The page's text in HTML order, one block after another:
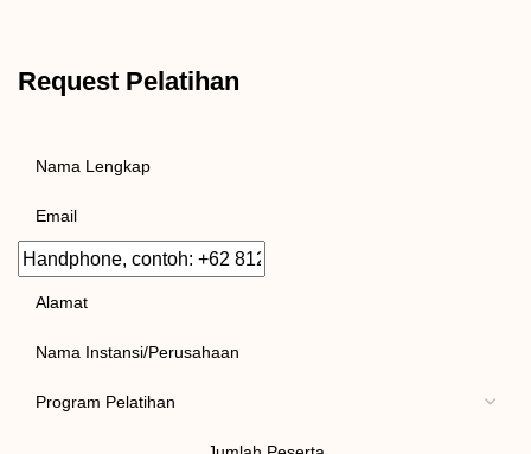
Request Pelatihan
Handphone,
contoh:
+62
812
7891